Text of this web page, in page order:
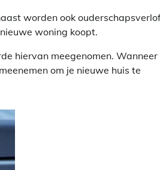
worden ook
woning koopt.
hiervan meegenomen. Wanneer
om je nieuwe huis te